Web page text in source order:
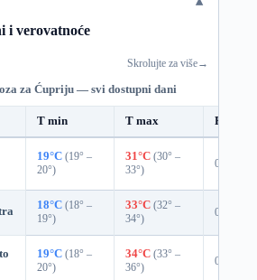
i verovatnoće
Skrolujte za više→
za Ćupriju — svi dostupni dani
T min T max
19°C (19° –
20°)
31°C (30° –
33°)
0%
18°C (18° –
19°)
33°C (32° –
34°)
0%
19°C (18° –
20°)
34°C (33° –
36°)
0%